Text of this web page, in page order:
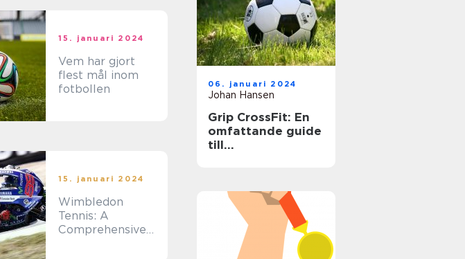
15. januari 2024
Vem har gjort
flest mål inom
fotbollen
15. januari 2024
Wimbledon
Tennis: A
Comprehensive
06. januari 2024
Johan Hansen
Grip CrossFit: En
omfattande guide
till